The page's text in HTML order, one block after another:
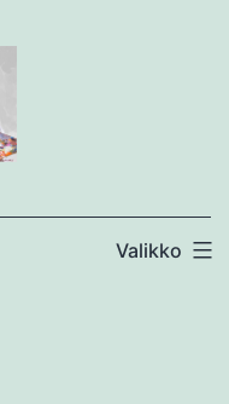
Valikko